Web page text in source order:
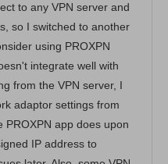
to any VPN server and
so I switched to another
using PROXPN
integrate well with
from the VPN server, I
adaptor settings from
PROXPN app does upon
IP address to